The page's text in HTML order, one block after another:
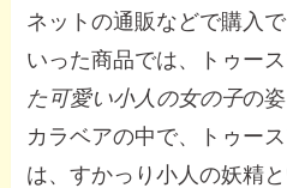
ネットの通販などで購入
いった商品では、トゥー
た可愛い小人の女の子の
カラベアの中で、トゥー
は、すかっり小人の妖精